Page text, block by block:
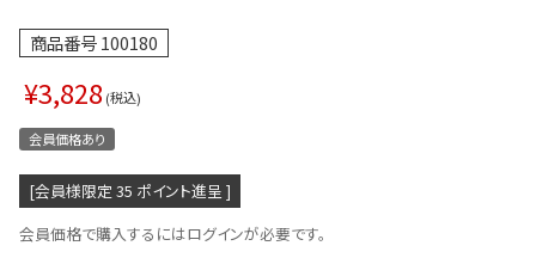
インワン／サロペット
ラ・ニップレス
商品番号100180
¥3,828 税込
会員価格あり
[会員様限定 35 ポイント進呈 ]
会員価格で購入するにはログインが必要です。